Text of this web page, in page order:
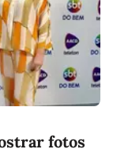
fotos